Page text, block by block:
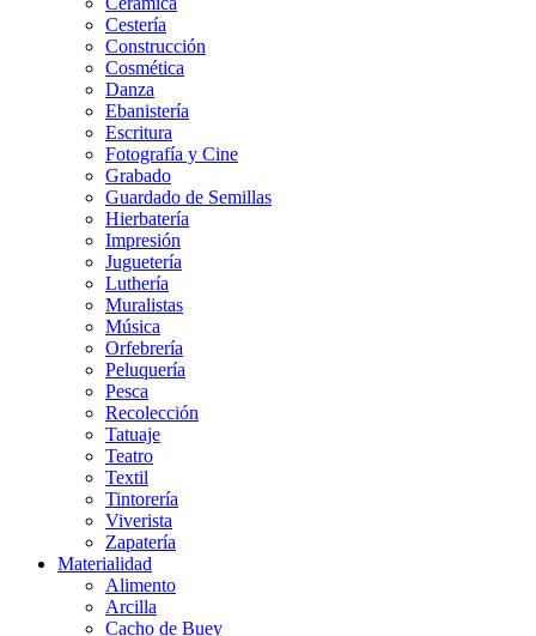
Cestería
Construcción
Cosmética
Danza
Ebanistería
Escritura
Fotografía y Cine
Grabado
Guardado de Semillas
Hierbatería
Impresión
Juguetería
Luthería
Muralistas
Música
Orfebrería
Peluquería
Pesca
Recolección
Tatuaje
Teatro
Textil
Tintorería
Viverista
Zapatería
Materialidad
Alimento
Arcilla
Cacho de Buey